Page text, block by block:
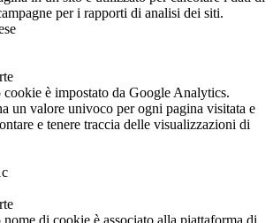
per i rapporti di analisi dei siti.
cookie è impostato da Google Analytics.
un valore univoco per ogni pagina visitata e
e tenere traccia delle visualizzazioni di
nome di cookie è associato alla piattaforma di